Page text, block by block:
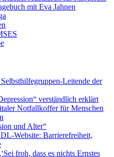
mit Eva Jahnen
Leitende der
verständlich erklärt
Notfallkoffer für Menschen
und Alter“
Website: Barrierefreiheit,
froh, dass es nichts Ernstes